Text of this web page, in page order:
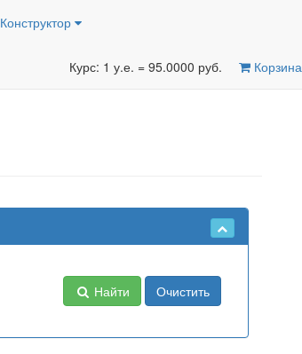
Конструктор
Курс: 1 у.е. = 95.0000 руб. Корзина
Найти
Очистить